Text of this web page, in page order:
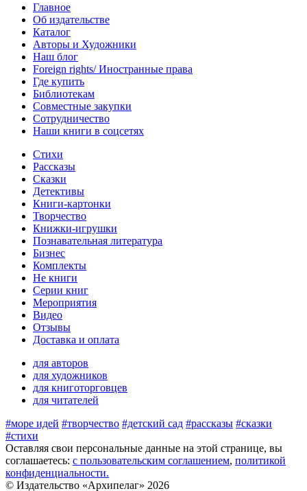
Главное
Об издательстве
Каталог
Авторы и Художники
Наш блог
Foreign rights/ Иностранные права
Где купить
Библиотекам
Совместные закупки
Сотрудничество
Наши книги в соцсетях
Стихи
Рассказы
Сказки
Детективы
Книги-картонки
Творчество
Книжки-игрушки
Познавательная литература
Бизнес
Комплекты
Не книги
Серии книг
Мероприятия
Видео
Отзывы
Доставка и оплата
для авторов
для художников
для книготорговцев
для читателей
#море идей #творчество #детский сад #рассказы #сказки
#стихи
Оставляя свои персональные данные на этой странице, вы
соглашаетесь: c пользовательским соглашением, политикой
конфиденциальности.
© Издательство «Архипелаг» 2026